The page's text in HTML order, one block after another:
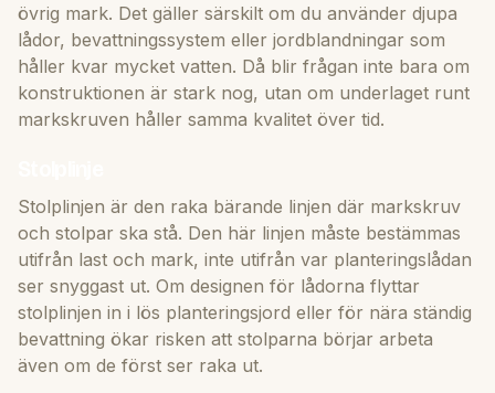
övrig mark. Det gäller särskilt om du använder djupa
lådor, bevattningssystem eller jordblandningar som
håller kvar mycket vatten. Då blir frågan inte bara om
konstruktionen är stark nog, utan om underlaget runt
markskruven håller samma kvalitet över tid.
Stolplinjen är den raka bärande linjen där markskruv
och stolpar ska stå. Den här linjen måste bestämmas
utifrån last och mark, inte utifrån var planteringslådan
ser snyggast ut. Om designen för lådorna flyttar
stolplinjen in i lös planteringsjord eller för nära ständig
bevattning ökar risken att stolparna börjar arbeta
även om de först ser raka ut.